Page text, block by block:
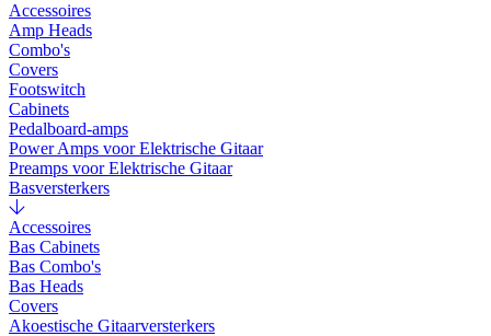
Accessoires
Amp Heads
Combo's
Covers
Footswitch
Cabinets
Pedalboard-amps
Power Amps voor Elektrische Gitaar
Preamps voor Elektrische Gitaar
Basversterkers
Accessoires
Bas Cabinets
Bas Combo's
Bas Heads
Covers
Akoestische Gitaarversterkers